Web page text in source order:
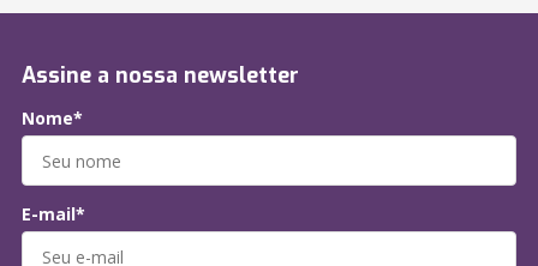
Assine a nossa newsletter
Nome*
E-mail*